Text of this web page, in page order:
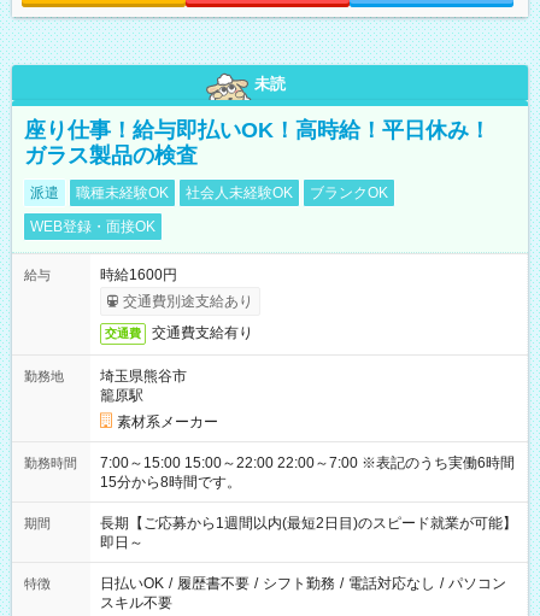
未読
座り仕事！給与即払いOK！高時給！平日休み！
ガラス製品の検査
派遣 職種未経験OK 社会人未経験OK
ブランクOK
WEB登録・面接OK
給与
時給1600円
交通費別途支給あり
交通費 交通費支給有り
勤務地
埼玉県熊谷市
籠原駅
素材系メーカー
勤務時間
7:00～15:00 15:00～22:00 22:00～7:00 ※表記のうち実働6時間
15分から8時間です。
期間
長期【ご応募から1週間以内(最短2日目)のスピード就業が可能】
即日～
特徴 日払いOK / 履歴書不要 / シフト勤務 / 電話対応なし / パソコン
スキル不要